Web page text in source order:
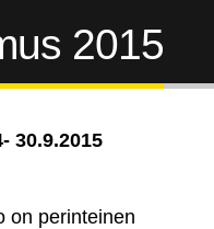
2015
30.9.2015
on perinteinen